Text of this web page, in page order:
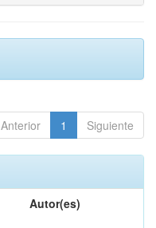
Anterior 1 Siguiente
Autor(es)